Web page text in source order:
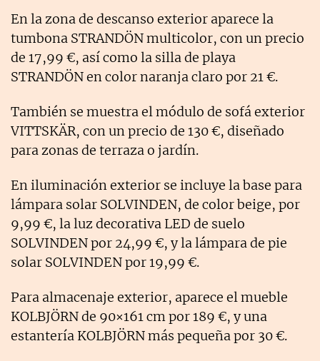
En la zona de descanso exterior aparece la
tumbona STRANDÖN multicolor, con un precio
de 17,99 €, así como la silla de playa
STRANDÖN en color naranja claro por 21 €.
También se muestra el módulo de sofá exterior
VITTSKÄR, con un precio de 130 €, diseñado
para zonas de terraza o jardín.
En iluminación exterior se incluye la base para
lámpara solar SOLVINDEN, de color beige, por
9,99 €, la luz decorativa LED de suelo
SOLVINDEN por 24,99 €, y la lámpara de pie
solar SOLVINDEN por 19,99 €.
Para almacenaje exterior, aparece el mueble
KOLBJÖRN de 90×161 cm por 189 €, y una
estantería KOLBJÖRN más pequeña por 30 €.